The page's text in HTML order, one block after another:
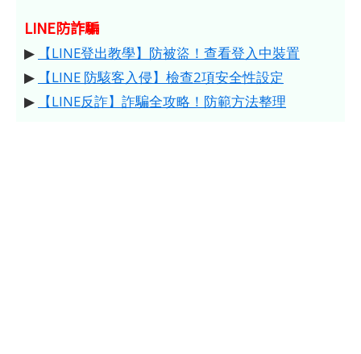
LINE防詐騙
▶
【LINE登出教學】防被盜！查看登入中裝置
▶
【LINE 防駭客入侵】檢查2項安全性設定
▶
【LINE反詐】詐騙全攻略！防範方法整理